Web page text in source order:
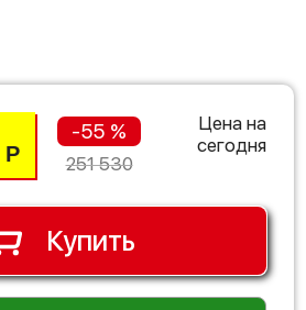
Р
-55 %
251 530
Цена на
сегодня
Купить